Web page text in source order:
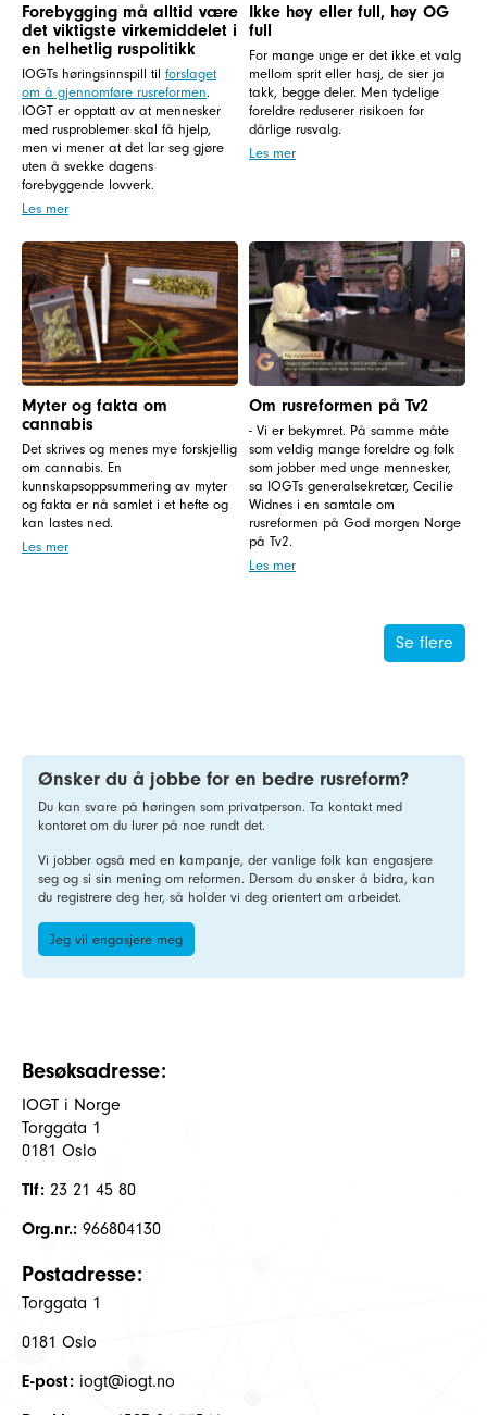
Forebygging må alltid være
det viktigste virkemiddelet i
en helhetlig ruspolitikk
IOGTs høringsinnspill til forslaget
om å gjennomføre rusreformen.
IOGT er opptatt av at mennesker
med rusproblemer skal få hjelp,
men vi mener at det lar seg gjøre
uten å svekke dagens
forebyggende lovverk.
Les mer
Ikke høy eller full, høy OG
full
For mange unge er det ikke et valg
mellom sprit eller hasj, de sier ja
takk, begge deler. Men tydelige
foreldre reduserer risikoen for
dårlige rusvalg.
Les mer
Myter og fakta om
cannabis
Det skrives og menes mye forskjellig
om cannabis. En
kunnskapsoppsummering av myter
og fakta er nå samlet i et hefte og
kan lastes ned.
Les mer
Om rusreformen på Tv2
- Vi er bekymret. På samme måte
som veldig mange foreldre og folk
som jobber med unge mennesker,
sa IOGTs generalsekretær, Cecilie
Widnes i en samtale om
rusreformen på God morgen Norge
på Tv2.
Les mer
Se flere
Ønsker du å jobbe for en bedre rusreform?
Du kan svare på høringen som privatperson. Ta kontakt med
kontoret om du lurer på noe rundt det.
Vi jobber også med en kampanje, der vanlige folk kan engasjere
seg og si sin mening om reformen. Dersom du ønsker å bidra, kan
du registrere deg her, så holder vi deg orientert om arbeidet.
Jeg vil engasjere meg
Besøksadresse:
IOGT i Norge
Torggata 1
0181 Oslo
Tlf: 23 21 45 80
Org.nr.: 966804130
Postadresse:
Torggata 1
0181 Oslo
E-post: iogt@iogt.no